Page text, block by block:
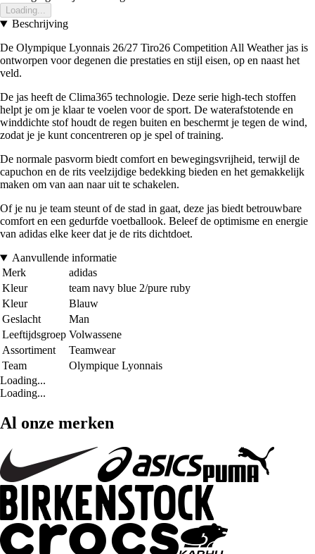
Loading...
Beschrijving
De Olympique Lyonnais 26/27 Tiro26 Competition All Weather jas is
ontworpen voor degenen die prestaties en stijl eisen, op en naast het
veld.
De jas heeft de Clima365 technologie. Deze serie high-tech stoffen
helpt je om je klaar te voelen voor de sport. De waterafstotende en
winddichte stof houdt de regen buiten en beschermt je tegen de wind,
zodat je je kunt concentreren op je spel of training.
De normale pasvorm biedt comfort en bewegingsvrijheid, terwijl de
capuchon en de rits veelzijdige bedekking bieden en het gemakkelijk
maken om van aan naar uit te schakelen.
Of je nu je team steunt of de stad in gaat, deze jas biedt betrouwbare
comfort en een gedurfde voetballook. Beleef de optimisme en energie
van adidas elke keer dat je de rits dichtdoet.
Aanvullende informatie
Merk
adidas
Kleur
team navy blue 2/pure ruby
Kleur
Blauw
Geslacht
Man
Leeftijdsgroep Volwassene
Assortiment
Teamwear
Team
Olympique Lyonnais
Loading...
Loading...
Al onze merken